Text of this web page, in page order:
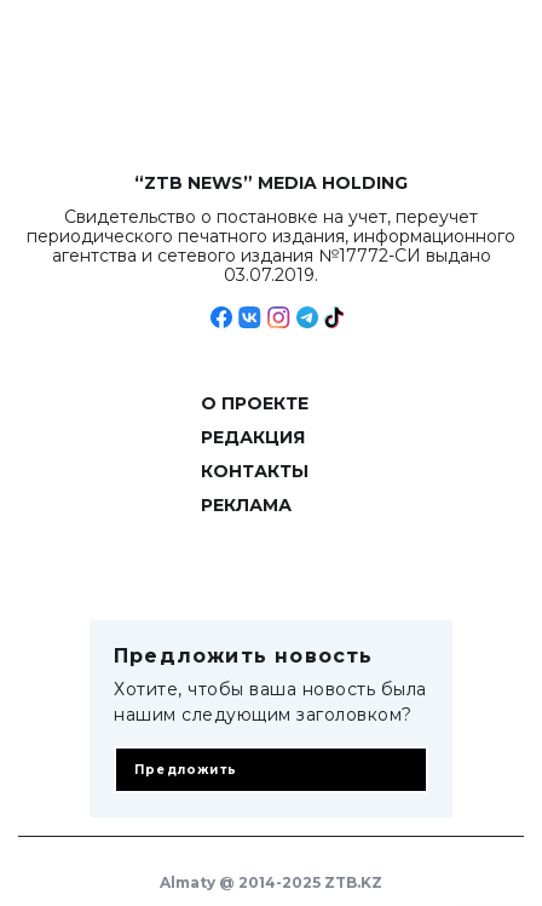
“ZTB NEWS” MEDIA HOLDING
Свидетельство о постановке на учет, переучет
периодического печатного издания, информационного
агентства и сетевого издания №17772-СИ выдано
03.07.2019.
О ПРОЕКТЕ
РЕДАКЦИЯ
КОНТАКТЫ
РЕКЛАМА
Предложить новость
Хотите, чтобы ваша новость была
нашим следующим заголовком?
Предложить
Almaty @ 2014-2025 ZTB.KZ